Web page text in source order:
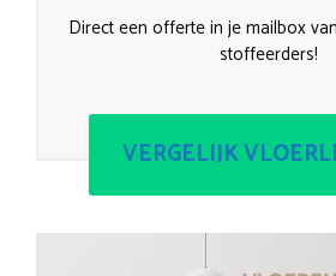
Direct een offerte in je mailbox
stoffeerders!
VERGELIJK